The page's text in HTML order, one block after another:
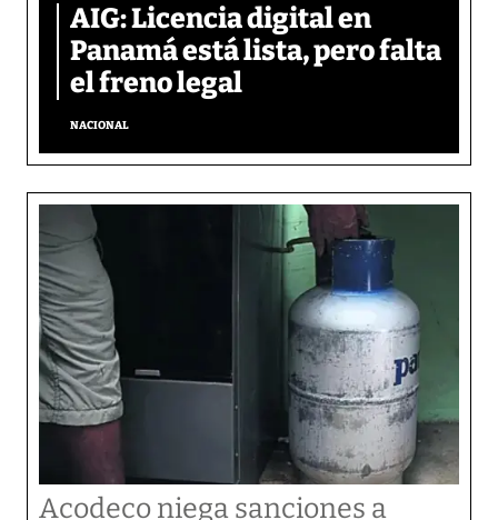
AIG: Licencia digital en
Panamá está lista, pero falta
el freno legal
NACIONAL
Acodeco niega sanciones a